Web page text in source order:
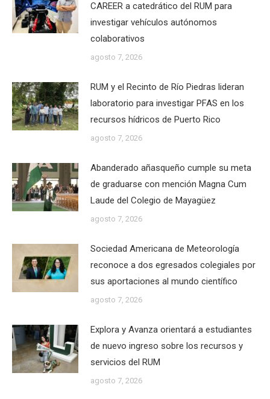
CAREER a catedrático del RUM para
investigar vehículos autónomos
colaborativos
agosto 7, 2026
RUM y el Recinto de Río Piedras lideran
laboratorio para investigar PFAS en los
recursos hídricos de Puerto Rico
agosto 7, 2026
Abanderado añasqueño cumple su meta
de graduarse con mención Magna Cum
Laude del Colegio de Mayagüez
agosto 7, 2026
Sociedad Americana de Meteorología
reconoce a dos egresados colegiales por
sus aportaciones al mundo científico
agosto 7, 2026
Explora y Avanza orientará a estudiantes
de nuevo ingreso sobre los recursos y
servicios del RUM
agosto 7, 2026